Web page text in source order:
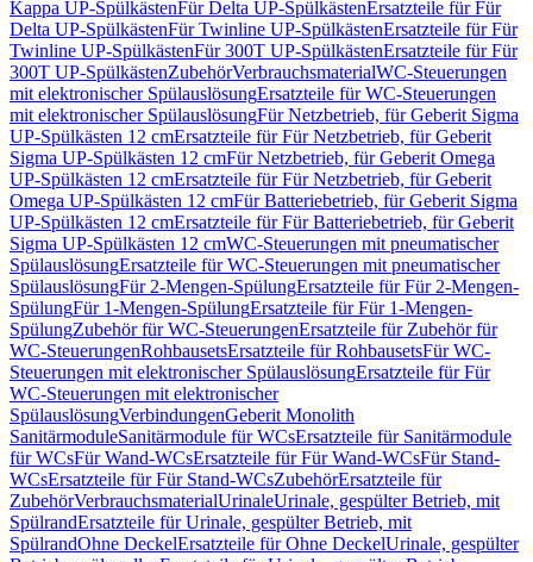
Kappa UP-SpülkästenFür Delta UP-SpülkästenErsatzteile für Für
Delta UP-SpülkästenFür Twinline UP-SpülkästenErsatzteile für Für
Twinline UP-SpülkästenFür 300T UP-SpülkästenErsatzteile für Für
300T UP-SpülkästenZubehörVerbrauchsmaterialWC-Steuerungen
mit elektronischer SpülauslösungErsatzteile für WC-Steuerungen
mit elektronischer SpülauslösungFür Netzbetrieb, für Geberit Sigma
UP-Spülkästen 12 cmErsatzteile für Für Netzbetrieb, für Geberit
Sigma UP-Spülkästen 12 cmFür Netzbetrieb, für Geberit Omega
UP-Spülkästen 12 cmErsatzteile für Für Netzbetrieb, für Geberit
Omega UP-Spülkästen 12 cmFür Batteriebetrieb, für Geberit Sigma
UP-Spülkästen 12 cmErsatzteile für Für Batteriebetrieb, für Geberit
Sigma UP-Spülkästen 12 cmWC-Steuerungen mit pneumatischer
SpülauslösungErsatzteile für WC-Steuerungen mit pneumatischer
SpülauslösungFür 2-Mengen-SpülungErsatzteile für Für 2-Mengen-
SpülungFür 1-Mengen-SpülungErsatzteile für Für 1-Mengen-
SpülungZubehör für WC-SteuerungenErsatzteile für Zubehör für
WC-SteuerungenRohbausetsErsatzteile für RohbausetsFür WC-
Steuerungen mit elektronischer SpülauslösungErsatzteile für Für
WC-Steuerungen mit elektronischer
SpülauslösungVerbindungenGeberit Monolith
SanitärmoduleSanitärmodule für WCsErsatzteile für Sanitärmodule
für WCsFür Wand-WCsErsatzteile für Für Wand-WCsFür Stand-
WCsErsatzteile für Für Stand-WCsZubehörErsatzteile für
ZubehörVerbrauchsmaterialUrinaleUrinale, gespülter Betrieb, mit
SpülrandErsatzteile für Urinale, gespülter Betrieb, mit
SpülrandOhne DeckelErsatzteile für Ohne DeckelUrinale, gespülter